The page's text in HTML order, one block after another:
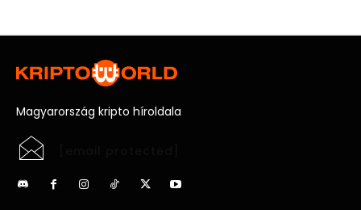
Magyarország kripto híroldala